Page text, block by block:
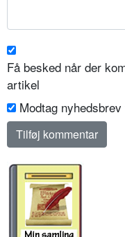
Få besked når der
artikel
Modtag